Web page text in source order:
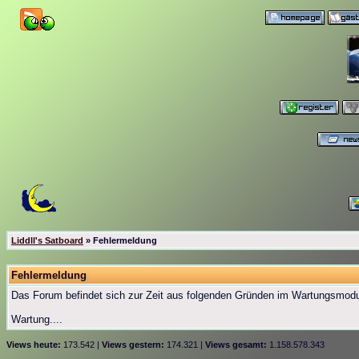
Liddll's Satboard » Fehlermeldung
Fehlermeldung
Das Forum befindet sich zur Zeit aus folgenden Gründen im
Wartung....
Views heute: 173.542 | Views gestern: 174.321 | Views gesamt: 1.158.578.343